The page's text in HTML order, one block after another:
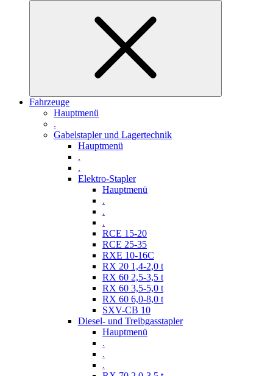
Fahrzeuge
Hauptmenü
.
Gabelstapler und Lagertechnik
Hauptmenü
.
.
Elektro-Stapler
Hauptmenü
.
.
.
RCE 15-20
RCE 25-35
RXE 10-16C
RX 20 1,4-2,0 t
RX 60 2,5-3,5 t
RX 60 3,5-5,0 t
RX 60 6,0-8,0 t
SXV-CB 10
Diesel- und Treibgasstapler
Hauptmenü
.
.
.